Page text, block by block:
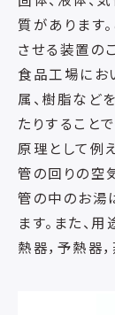
質があります
させる装置の
食品工場にお
属、樹脂など
たりすること
原理として例
管の回りの空
管の中のお湯
ます。また、
熱器，予熱器